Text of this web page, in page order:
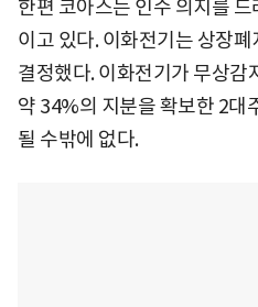
한편 코아스는 인수 의지를
이고 있다. 이화전기는 상장
결정했다. 이화전기가 무상감
약 34%의 지분을 확보한 2대
될 수밖에 없다.